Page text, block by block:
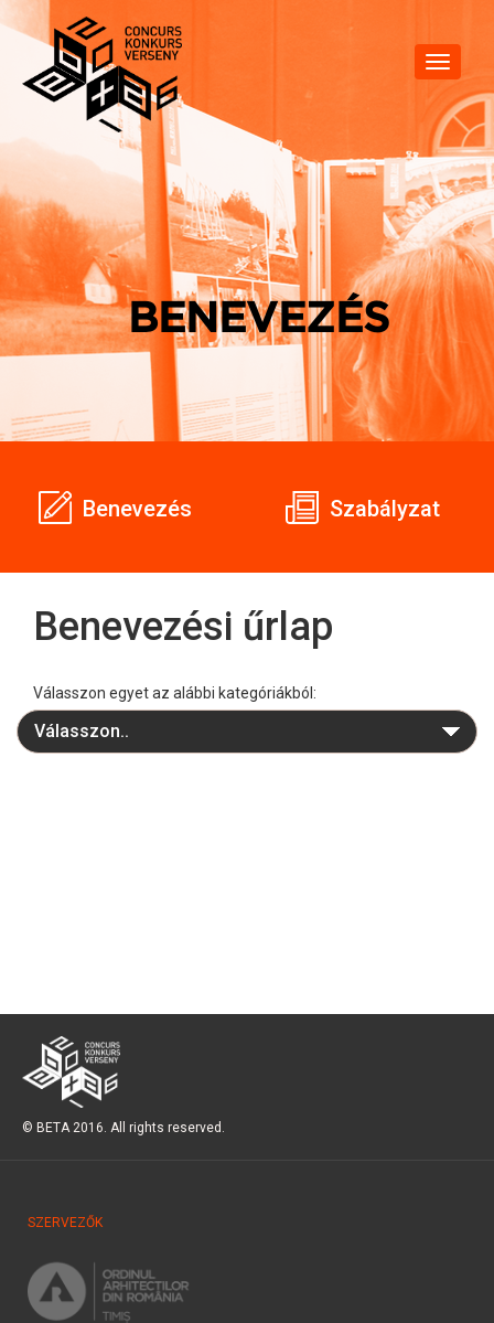
Toggle
BENEVEZÉS
Benevezés Szabályzat
Benevezési űrlap
Válasszon egyet az alábbi kategóriákból:
© BETA 2016. All rights reserved.
SZERVEZŐK